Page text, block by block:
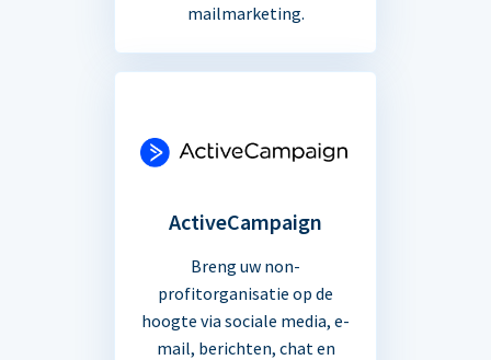
mailmarketing.
ActiveCampaign
Breng uw non-
profitorganisatie op de
hoogte via sociale media, e-
mail, berichten, chat en